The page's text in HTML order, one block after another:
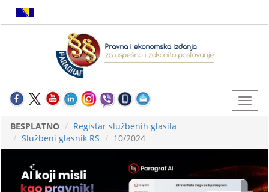
BESPLATNO
Registar službenih glasila
Službeni glasnik RS
10/2024